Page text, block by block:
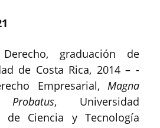
graduación de
de Costa Rica, 2014 – -
Empresarial, Magna
, Universidad
de Ciencia y Tecnología